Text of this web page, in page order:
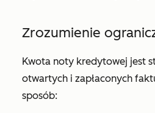
Zrozumienie
Kwota noty kredytowej jest
otwartych i zapłaconych
sposób: